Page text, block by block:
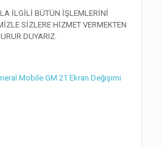
İLGİLİ BÜTÜN İŞLEMLERİNİ
SİZLERE HİZMET VERMEKTEN
DUYARIZ.
Mobile GM 21 Ekran Değişimi